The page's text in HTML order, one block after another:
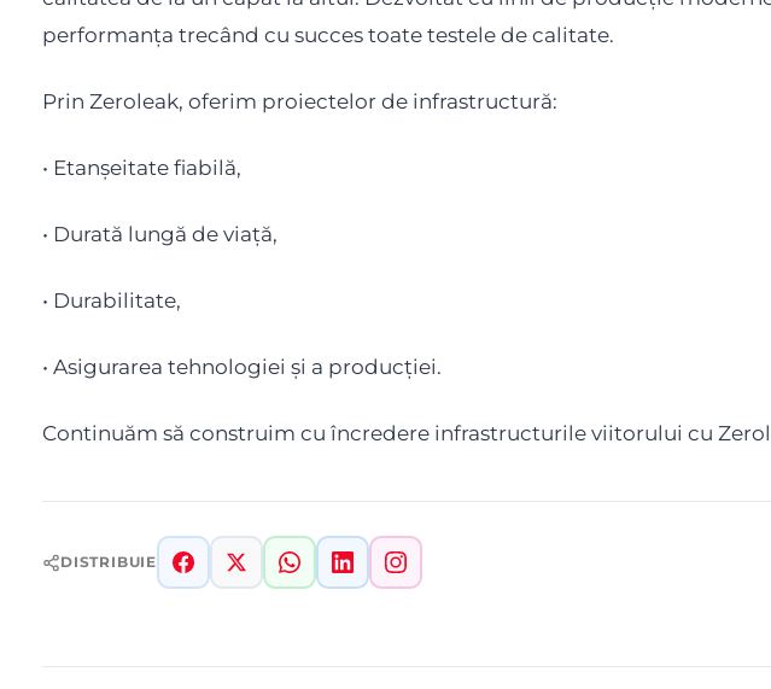
performanța trecând cu succes toate testele de calitate.
Prin Zeroleak, oferim proiectelor de infrastructură:
• Etanșeitate fiabilă,
• Durată lungă de viață,
• Durabilitate,
• Asigurarea tehnologiei și a producției.
Continuăm să construim cu încredere infrastructurile viitorului cu
DISTRIBUIE